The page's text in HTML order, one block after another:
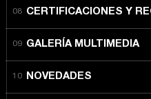
CERTIFICACIONES Y
GALERÍA MULTIMEDIA
NOVEDADES